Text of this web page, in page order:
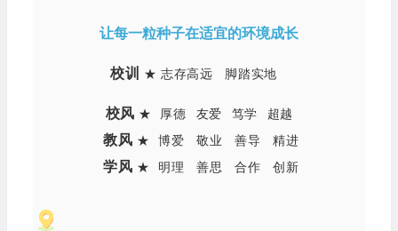
让每一粒种子在适宜的环境成长
校训 ★ 志存高远 脚踏实地
校风 ★ 厚德 友爱 笃学 超越
教风 ★ 博爱 敬业 善导 精进
学风 ★ 明理 善思 合作 创新